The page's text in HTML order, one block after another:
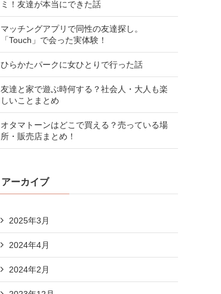
ミ！友達が本当にできた話
マッチングアプリで同性の友達探し。
「Touch」で会った実体験！
ひらかたパークに女ひとりで行った話
友達と家で遊ぶ時何する？社会人・大人も楽
しいことまとめ
オタマトーンはどこで買える？売っている場
所・販売店まとめ！
アーカイブ
2025年3月
2024年4月
2024年2月